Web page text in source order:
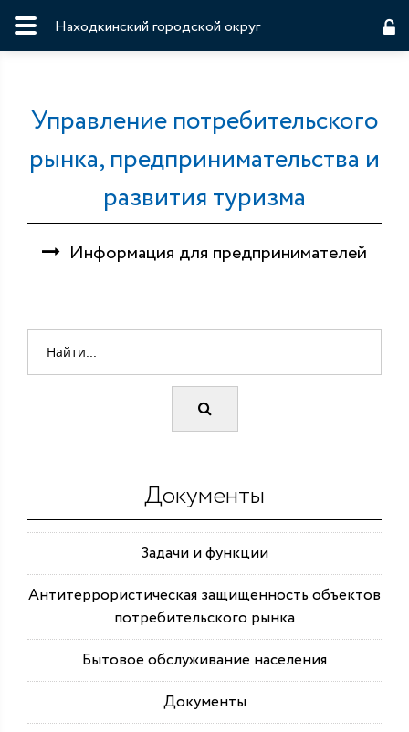
Находкинский городской округ
Управление потребительского
рынка, предпринимательства и
развития туризма
Информация для предпринимателей
Документы
Задачи и функции
Антитеррористическая защищенность объектов
потребительского рынка
Бытовое обслуживание населения
Документы